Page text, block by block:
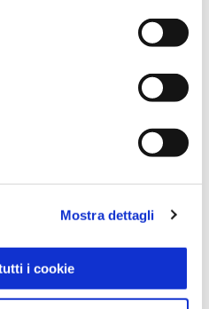
Mostra dettagli
i cookie